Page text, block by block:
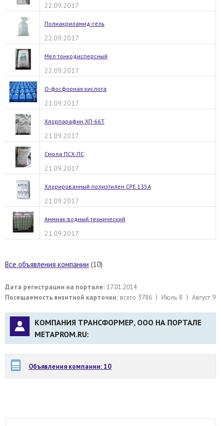
22.09.2017
Полиакриламид-гель
22.09.2017
Мел тонкодисперсный
22.09.2017
О-фосфорная кислота
21.09.2017
Хлорпарафин ХП-66Т
21.09.2017
Смола ПСХ-ЛС
21.09.2017
Хлорированный полиэтилен СРЕ 135А
21.09.2017
Аммиак водный технический
21.09.2017
Все объявления компании (10)
Дата регистрации на портале: 17.01.2014
Посещаемость визитной карточки: всего 3786 | Июль 8 | Август 9
КОМПАНИЯ ТРАНСФОРМЕР, ООО НА ПОРТАЛЕ
METAPROM.RU:
Объявления компании: 10